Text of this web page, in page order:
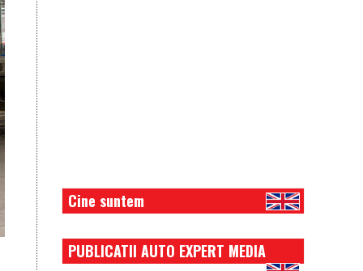
Cine suntem
PUBLICATII AUTO EXPERT MEDIA